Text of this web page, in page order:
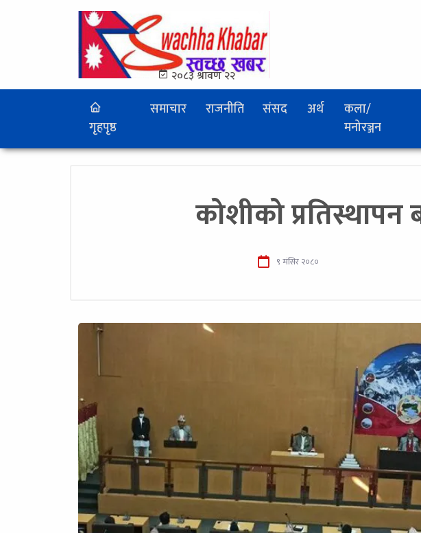
२०८३ श्रावण २२
गृहपृष्ठ
समाचार राजनीति संसद अर्थ
कला/
मनोरञ्जन
कोशीको
९ मंसिर २०८०